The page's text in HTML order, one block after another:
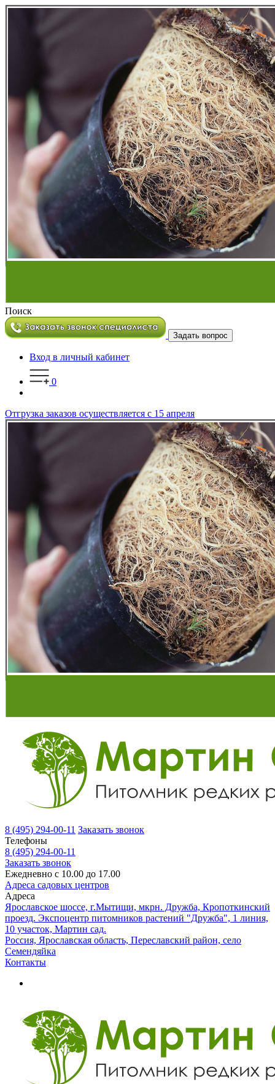
Поиск
Задать вопрос
Вход в личный кабинет
0
Отгрузка заказов осуществляется с 15 апреля
8 (495) 294-00-11 Заказать звонок
Телефоны
8 (495) 294-00-11
Заказать звонок
Ежедневно с 10.00 до 17.00
Адреса садовых центров
Адреса
Ярославское шоссе, г.Мытищи, мкрн. Дружба, Кропоткинский
проезд. Экспоцентр питомников растений "Дружба", 1 линия,
10 участок, Мартин сад.
Россия, Ярославская область, Переславский район, село
Семендяйка
Контакты